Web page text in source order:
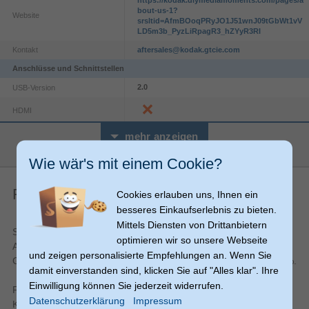
Website
bout-us-1?
srsltid=AfmBOoqPRyJO1J51wnJ09tGbWt1vV
LD5m3b_PyzLiRpagR3_hZYyR3RI
Kontakt aftersales@kodak.gtcie.com
Anschlüsse und Schnittstellen
USB-Version 2.0
HDMI
Akkulaufzeit (CIPA Standard) 200 Schüsse
Akku-/Batterietechnologie
Belichtung
ISO-Empfindlichkeit (min) 100
ISO-Empfindlichkeit (max) 3200
Belichtungssteuerung
mehr anzeigen
Finanzierung
Schon ab11,69 €
monatlich Finanzierung bei einer maximalen
Anzahl Raten von 12 Monaten; Gesamtbetrag 140,28 €;
Gebundener jährl. Sollzinssatz 7,24 %, effekt. Jahreszins 7,49 %.
Finanzierung Ihres Einkaufs (Ratenplan-Verfügung) über den
Kreditrahmen mit Mastercard, den Sie wiederholt in Anspruch
Wie wär's mit einem Cookie?
Cookies erlauben uns, Ihnen ein
besseres Einkaufserlebnis zu bieten.
Mittels Diensten von Drittanbietern
optimieren wir so unsere Webseite
und zeigen personalisierte Empfehlungen an. Wenn Sie
damit einverstanden sind, klicken Sie auf "Alles klar". Ihre
Einwilligung können Sie jederzeit widerrufen.
Datenschutzerklärung
Impressum